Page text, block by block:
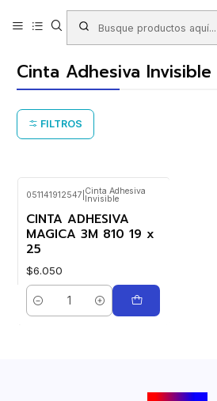
Productos LIBRERIA Cintas
Cinta Adhesiva Invisible
Cinta Adhesiva Invisible
FILTROS
051141912547 Cinta Adhesiva
Invisible
CINTA ADHESIVA
MAGICA 3M 810 19 x
25
$6.050
Cantidad